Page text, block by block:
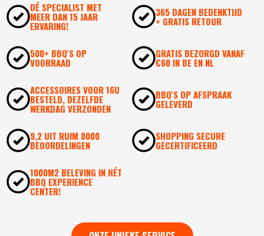
DÉ SPECIALIST MET
MEER DAN 15 JAAR
ERVARING!
365 DAGEN BEDENKTIJD
+ GRATIS RETOUR
500+ BBQ'S OP
VOORRAAD
GRATIS BEZORGD VANAF
€60 IN BE EN NL
ACCESSOIRES VOOR 16U
BESTELD, DEZELFDE
WERKDAG VERZONDEN
BBQ'S OP AFSPRAAK
GELEVERD
9,2 UIT RUIM 8000
BEOORDELINGEN
SHOPPING SECURE
GECERTIFICEERD
1000M2 BELEVING IN HÉT
BBQ EXPERIENCE
CENTER!